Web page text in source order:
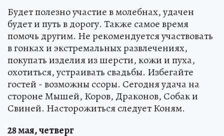
Будет полезно участие в молебнах, удачен
будет и путь в дорогу. Также самое время
помочь другим. Не рекомендуется участвовать
в гонках и экстремальных развлечениях,
покупать изделия из шерсти, кожи и пуха,
охотиться, устраивать свадьбы. Избегайте
гостей - возможны ссоры. Сегодня удача на
стороне Мышей, Коров, Драконов, Собак и
Свиней. Насторожиться следует Коням.
28 мая, четверг